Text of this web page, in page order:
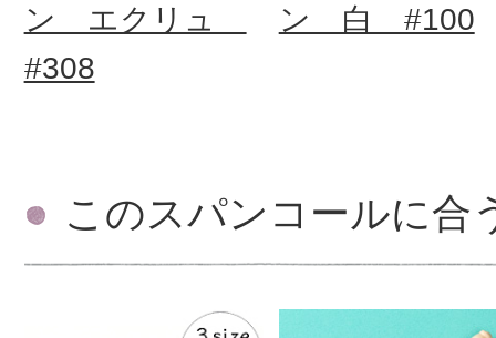
ン エクリュ
#308
ン 白 #100
このスパンコールに合